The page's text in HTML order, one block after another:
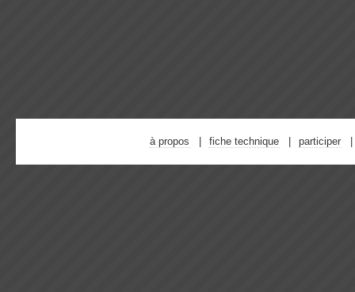
à propos fiche technique participer